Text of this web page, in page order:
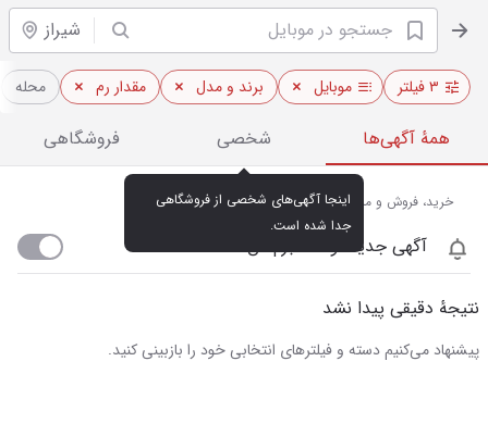
شیراز
۳ فیلتر موبایل برند و مدل مقدار رم محله
همهٔ آگهی‌ها شخصی فروشگاهی
جدا شده است.
خرید، فروش و مشاهده قیمت روز موبایل در شیراز
آگهی جدید اومد خبرم کن
نتیجهٔ دقیقی پیدا نشد
پیشنهاد می‌کنیم دسته و فیلترهای انتخابی خود را بازبینی کنید.